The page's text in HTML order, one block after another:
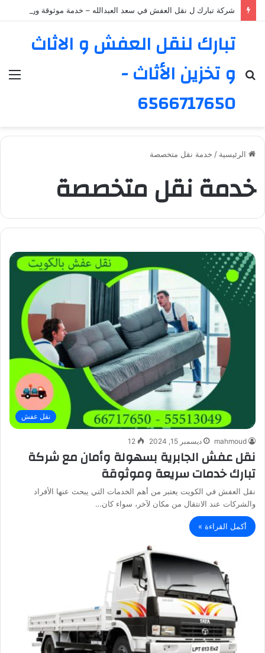
تبارك لنقل العفش و الاثاث
و تخزين الأثاث -
6566717650
بحث
الرئيسية / خدمة نقل متخصصة
خدمة نقل متخصصة
نقل عفش
mahmoud ديسمبر 15, 2024 12
نقل عفش الجابرية بسهولة وأمان مع شركة
تبارك خدمات سريعة وموثوقة
نقل العفش في الكويت يعتبر من أهم الخدمات التي يبحث عنها الأفراد
والشركات عند الانتقال من مكان لآخر، سواء كان…
أكمل القراءة »